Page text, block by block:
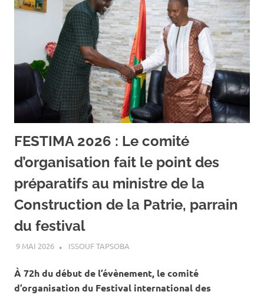
FESTIMA 2026 : Le comité
d’organisation fait le point des
préparatifs au ministre de la
Construction de la Patrie, parrain
du festival
9 MAI 2026 ISSOUF TAPSOBA
À 72h du début de l’évènement, le comité
d’organisation du Festival international des